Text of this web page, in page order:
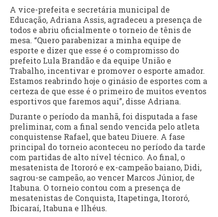
A vice-prefeita e secretária municipal de
Educação, Adriana Assis, agradeceu a presença de
todos e abriu oficialmente o torneio de tênis de
mesa. “Quero parabenizar a minha equipe de
esporte e dizer que esse é o compromisso do
prefeito Lula Brandão e da equipe União e
Trabalho, incentivar e promover o esporte amador.
Estamos reabrindo hoje o ginásio de esportes com a
certeza de que esse é o primeiro de muitos eventos
esportivos que faremos aqui”, disse Adriana.
Durante o período da manhã, foi disputada a fase
preliminar, com a final sendo vencida pelo atleta
conquistense Rafael, que bateu Diuere. A fase
principal do torneio aconteceu no período da tarde
com partidas de alto nível técnico. Ao final, o
mesatenista de Itororó e ex-campeão baiano, Didi,
sagrou-se campeão, ao vencer Marcos Júnior, de
Itabuna. O torneio contou com a presença de
mesatenistas de Conquista, Itapetinga, Itororó,
Ibicaraí, Itabuna e Ilhéus.